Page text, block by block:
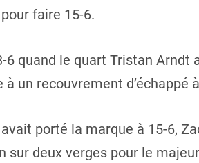
faire 15-6.
6 quand le quart Tristan
un recouvrement d’échappé
porté la marque à 15-6,
deux verges pour le